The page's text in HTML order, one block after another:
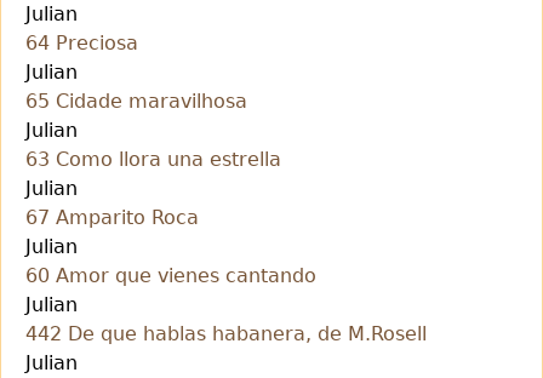
Julian
64 Preciosa
Julian
65 Cidade maravilhosa
Julian
63 Como llora una estrella
Julian
67 Amparito Roca
Julian
60 Amor que vienes cantando
Julian
442 De que hablas habanera, de M.Rosell
Julian